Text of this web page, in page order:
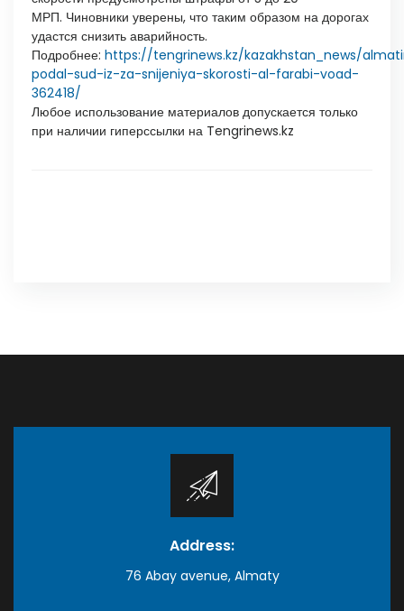
МРП. Чиновники уверены, что таким образом на дорогах
удастся снизить аварийность.
Подробнее: https://tengrinews.kz/kazakhstan_news/
podal-sud-iz-za-snijeniya-skorosti-al-farabi-voad-
362418/
Любое использование материалов допускается только
при наличии гиперссылки на Tengrinews.kz
Address:
76 Abay avenue, Almaty